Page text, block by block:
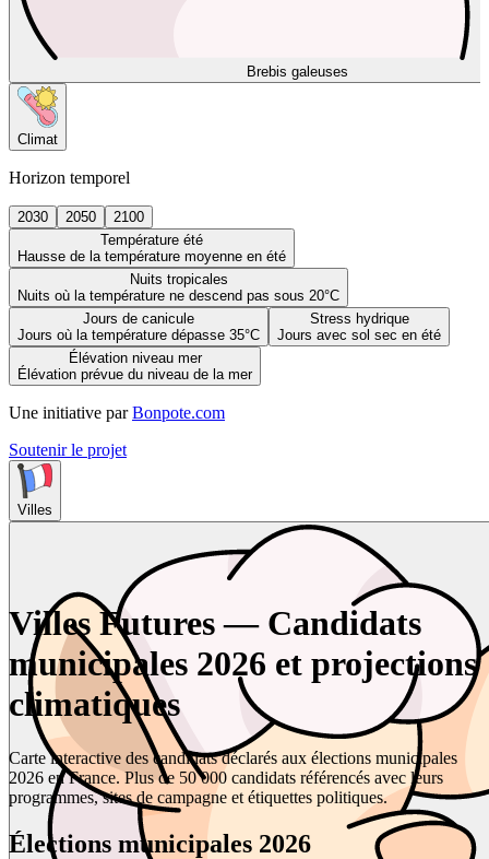
Brebis galeuses
Climat
Horizon temporel
2030 2050
2100
Température été
Hausse de la température moyenne en été
Nuits tropicales
Nuits où la température ne descend pas sous 20°C
Jours de canicule
Jours où la température dépasse 35°C
Stress hydrique
Jours avec sol sec en été
Élévation niveau mer
Élévation prévue du niveau de la mer
Une initiative par Bonpote.com
Soutenir le projet
Villes
Villes Futures — Candidats
municipales 2026 et projections
climatiques
Carte interactive des candidats déclarés aux élections municipales
2026 en France. Plus de 50 000 candidats référencés avec leurs
programmes, sites de campagne et étiquettes politiques.
Élections municipales 2026